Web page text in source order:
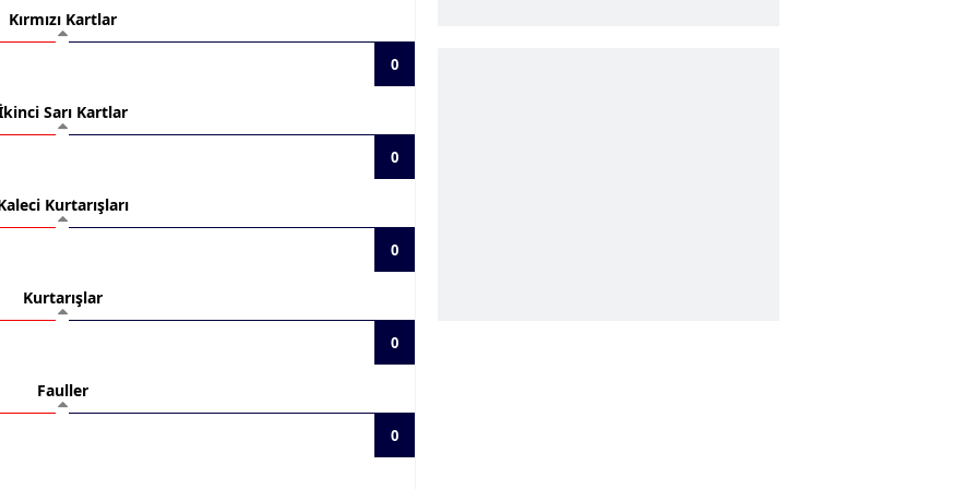
Kırmızı Kartlar
0
Sarı Kartlar
0
Kurtarışları
0
Kurtarışlar
0
Fauller
0